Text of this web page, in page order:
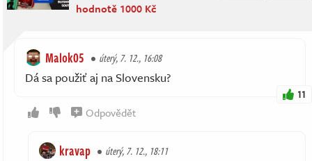
hodnotě 1000 Kč
Malok05 úterý, 7. 12., 16:08
Dá sa použiť aj na Slovensku?
11
Odpovědět
kravap úterý, 7. 12., 18:11